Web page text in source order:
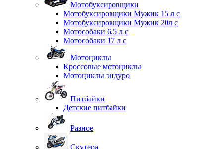
Мотобуксировщики
Мотобуксировщики Мужик 15 л с
Мотобуксировщики Мужик 20л с
Мотособаки 6.5 л с
Мотособаки 17 л с
Мотоциклы
Кроссовые мотоциклы
Мотоциклы эндуро
Питбайки
Детские питбайки
Разное
Скутера